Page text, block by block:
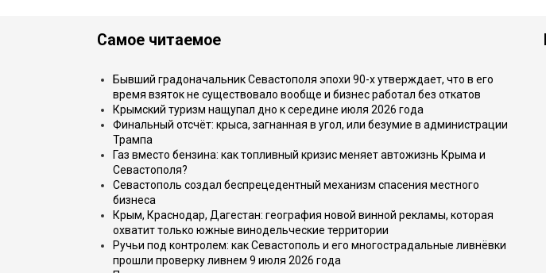
Самое читаемое
Бывший градоначальник Севастополя эпохи 90-х утверждает, что в его
время взяток не существовало вообще и бизнес работал без откатов
Крымский туризм нащупал дно к середине июля 2026 года
Финальный отсчёт: крыса, загнанная в угол, или безумие в администрации
Трампа
Газ вместо бензина: как топливный кризис меняет автожизнь Крыма и
Севастополя?
Севастополь создал беспрецедентный механизм спасения местного
бизнеса
Крым, Краснодар, Дагестан: география новой винной рекламы, которая
охватит только южные винодельческие территории
Ручьи под контролем: как Севастополь и его многострадальные ливнёвки
прошли проверку ливнем 9 июля 2026 года